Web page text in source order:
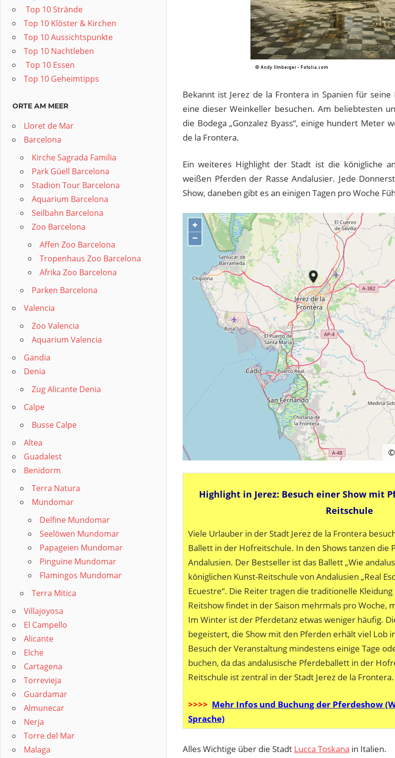
Bekannt ist Jerez de la Frontera in Spanien für
eine dieser Weinkeller besuchen. Am beliebtesten
die Bodega „Gonzalez Byass“, einige hundert Meter
de la Frontera.
Ein weiteres Highlight der Stadt ist die königliche
weißen Pferden der Rasse Andalusier. Jede
Show, daneben gibt es an einigen Tagen pro Woche
+
−
©
Highlight in Jerez: Besuch einer Show mit
Reitschule
Viele Urlauber in der Stadt Jerez de la Frontera
Ballett in der Hofreitschule. In den Shows tanzen die
Andalusien. Der Bestseller ist das Ballett „Wie
königlichen Kunst-Reitschule von Andalusien „Real
Ecuestre“. Die Reiter tragen die traditionelle
Reitshow findet in der Saison mehrmals pro Woche,
Im Winter ist der Pferdetanz etwas weniger häufig.
begeistert, die Show mit den Pferden erhält viel Lob
Besuch der Veranstaltung mindestens einige Tage
buchen, da das andalusische Pferdeballett in der
Reitschule ist zentral in der Stadt Jerez de la Frontera.
>>>> Mehr Infos und Buchung der Pferdeshow
Sprache)
Alles Wichtige über die Stadt Lucca Toskana in Italien.
️ Top 10 Strände
Top 10 Klöster & Kirchen
Top 10 Aussichtspunkte
Top 10 Nachtleben
️ Top 10 Essen
Top 10 Geheimtipps
ORTE AM MEER
Lloret de Mar
Barcelona
Kirche Sagrada Familia
Park Güell Barcelona
Stadion Tour Barcelona
Aquarium Barcelona
Seilbahn Barcelona
Zoo Barcelona
Affen Zoo Barcelona
Tropenhaus Zoo Barcelona
Afrika Zoo Barcelona
Parken Barcelona
Valencia
Zoo Valencia
Aquarium Valencia
Gandia
Denia
Zug Alicante Denia
Calpe
Busse Calpe
Altea
Guadalest
Benidorm
Terra Natura
Mundomar
Delfine Mundomar
Seelöwen Mundomar
Papageien Mundomar
Pinguine Mundomar
Flamingos Mundomar
Terra Mitica
Villajoyosa
El Campello
Alicante
Elche
Cartagena
Torrevieja
Guardamar
Almunecar
Nerja
Torre del Mar
Malaga